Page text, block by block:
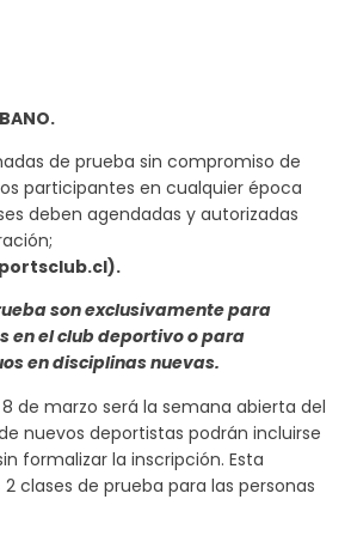
de prueba sin compromiso de
participantes en cualquier época
deben agendadas y autorizadas
son exclusivamente para
en el club deportivo o para
en disciplinas nuevas.
de marzo será la semana abierta del
nuevos deportistas podrán incluirse
formalizar la inscripción. Esta
clases de prueba para las personas